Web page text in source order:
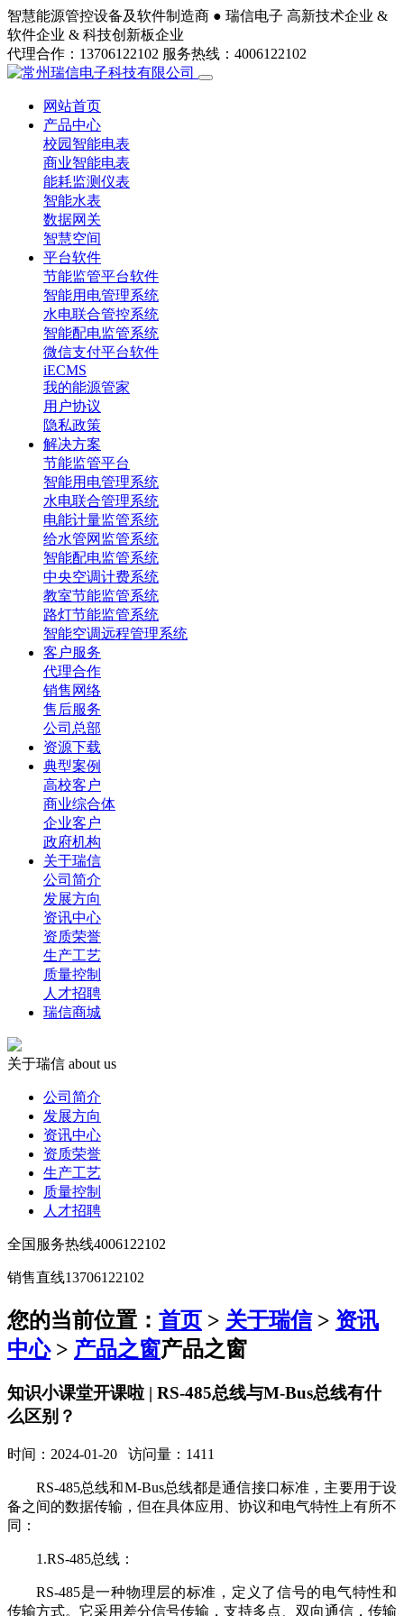
智慧能源管控设备及软件制造商 ● 瑞信电子 高新技术企业 &
软件企业 & 科技创新板企业
代理合作：13706122102 服务热线：4006122102
网站首页
产品中心
校园智能电表
商业智能电表
能耗监测仪表
智能水表
数据网关
智慧空间
平台软件
节能监管平台软件
智能用电管理系统
水电联合管控系统
智能配电监管系统
微信支付平台软件
iECMS
我的能源管家
用户协议
隐私政策
解决方案
节能监管平台
智能用电管理系统
水电联合管理系统
电能计量监管系统
给水管网监管系统
智能配电监管系统
中央空调计费系统
教室节能监管系统
路灯节能监管系统
智能空调远程管理系统
客户服务
代理合作
销售网络
售后服务
公司总部
资源下载
典型案例
高校客户
商业综合体
企业客户
政府机构
关于瑞信
公司简介
发展方向
资讯中心
资质荣誉
生产工艺
质量控制
人才招聘
瑞信商城
关于瑞信 about us
公司简介
发展方向
资讯中心
资质荣誉
生产工艺
质量控制
人才招聘
全国服务热线4006122102
销售直线13706122102
您的当前位置： 首页 > 关于瑞信> 资讯
中心> 产品之窗产品之窗
知识小课堂开课啦 | RS-485总线与M-Bus总线有什
么区别？
时间：2024-01-20 访问量：1411
RS-485总线和M-Bus总线都是通信接口标准，主要用于设
备之间的数据传输，但在具体应用、协议和电气特性上有所不
同：
1.RS-485总线：
RS-485是一种物理层的标准，定义了信号的电气特性和
传输方式。它采用差分信号传输，支持多点、双向通信，传输